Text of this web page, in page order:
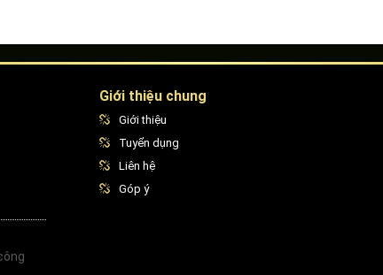
Giới thiệu chung
Giới thiệu
Tuyển dụng
Liên hệ
Góp ý